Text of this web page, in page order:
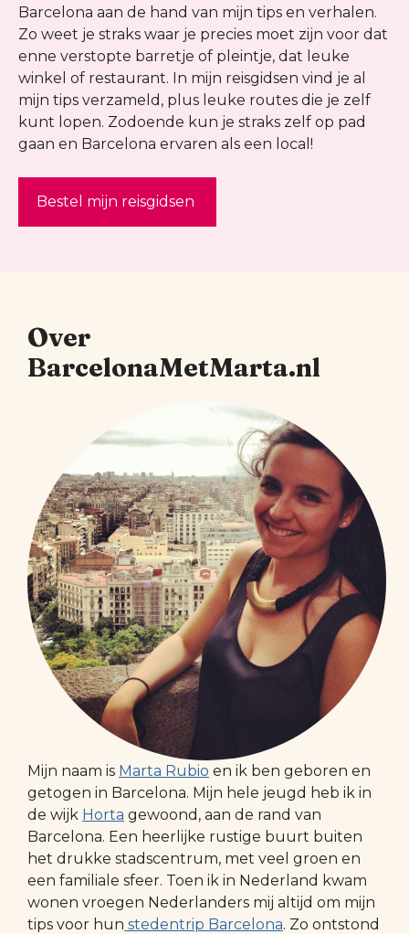
Barcelona aan de hand van mijn tips en verhalen.
Zo weet je straks waar je precies moet zijn voor dat
enne verstopte barretje of pleintje, dat leuke
winkel of restaurant. In mijn reisgidsen vind je al
mijn tips verzameld, plus leuke routes die je zelf
kunt lopen. Zodoende kun je straks zelf op pad
gaan en Barcelona ervaren als een local!
Bestel mijn reisgidsen
Over
BarcelonaMetMarta.nl
Mijn naam is Marta Rubio en ik ben geboren en
getogen in Barcelona. Mijn hele jeugd heb ik in
de wijk Horta gewoond, aan de rand van
Barcelona. Een heerlijke rustige buurt buiten
het drukke stadscentrum, met veel groen en
een familiale sfeer. Toen ik in Nederland kwam
wonen vroegen Nederlanders mij altijd om mijn
tips voor hun stedentrip Barcelona. Zo ontstond